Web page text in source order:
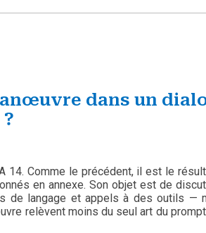
dans un
14. Comme le précédent, il est le
en annexe. Son objet est de
de langage et appels à des outils —
relèvent moins du seul art du